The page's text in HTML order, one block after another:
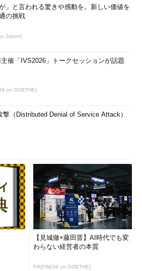
るFluentdの導入の広がりを重視したと
が進んでいるように見受けられる。特
ンタープライズ分野では現在、デファ
収集ツールは存在しないが、Fluentd
（下垣氏）
ついても着目していると下垣氏はい
Services（AWS）などがFluentdを
彼らもFluentdの利便性を理解して採
NTTデータでは大規模なシステムへの導
ため、国内外問わず大規模なサービス
大きな意味がある」（下垣氏）
ーキテクチャも大きな魅力の一つだ
らプラグインとして開発していけばい
イズ用途ではこれからセキュリティおよ
これらについても開発ロードマップに入
が」と言われる驚きや感動を。新しい価値を
の挑戦
Japan)
主催「IVS2026」トークセッションが話題
on GOETHE)
撃（Distributed Denial of Service Attack）
【見城徹×藤田晋】AI時代でも変
わらない経営者の本質
PR(FINCHI on GOETHE)